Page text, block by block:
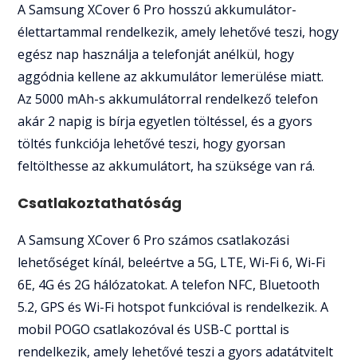
A Samsung XCover 6 Pro hosszú akkumulátor-
élettartammal rendelkezik, amely lehetővé teszi, hogy
egész nap használja a telefonját anélkül, hogy
aggódnia kellene az akkumulátor lemerülése miatt.
Az 5000 mAh-s akkumulátorral rendelkező telefon
akár 2 napig is bírja egyetlen töltéssel, és a gyors
töltés funkciója lehetővé teszi, hogy gyorsan
feltölthesse az akkumulátort, ha szüksége van rá.
Csatlakoztathatóság
A Samsung XCover 6 Pro számos csatlakozási
lehetőséget kínál, beleértve a 5G, LTE, Wi-Fi 6, Wi-Fi
6E, 4G és 2G hálózatokat. A telefon NFC, Bluetooth
5.2, GPS és Wi-Fi hotspot funkcióval is rendelkezik. A
mobil POGO csatlakozóval és USB-C porttal is
rendelkezik, amely lehetővé teszi a gyors adatátvitelt